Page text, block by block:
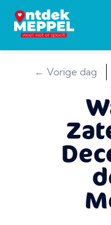
← Vorige dag